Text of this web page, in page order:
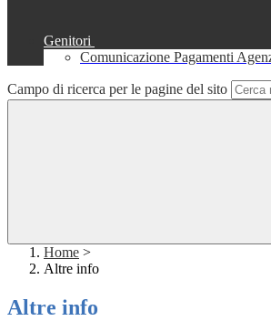
Genitori
Comunicazione Pagamenti
Campo di ricerca per le pagine del sito
Home >
Altre info
Altre info